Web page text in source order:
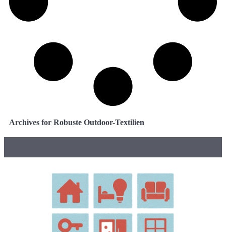
Archives for Robuste Outdoor-Textilien